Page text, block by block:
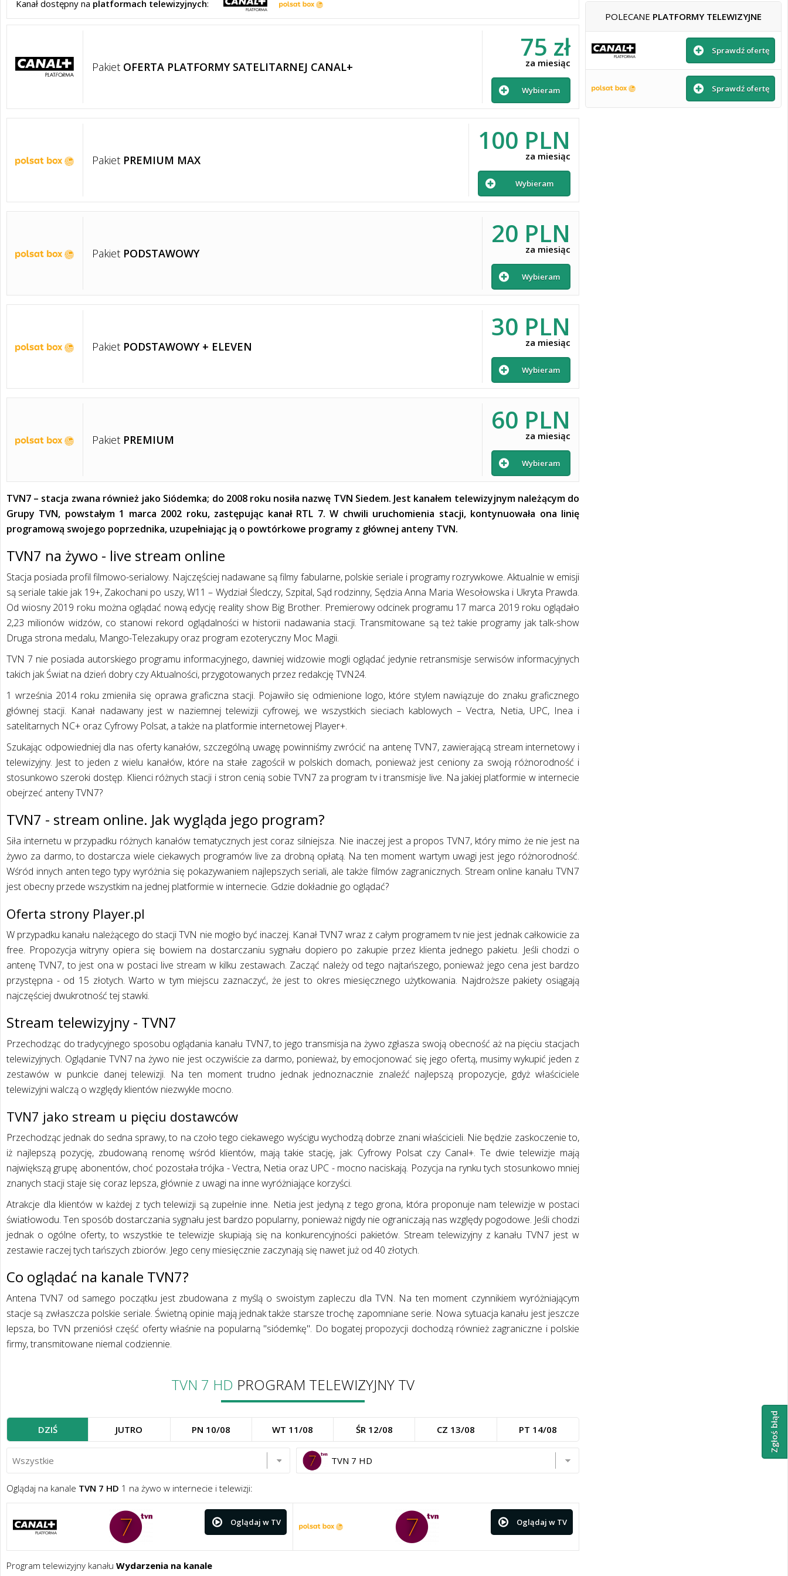
Kanał dostępny na platformach telewizyjnych:
Pakiet OFERTA PLATFORMY SATELITARNEJ CANAL+
75 zł
za miesiąc
Wybieram
Pakiet PREMIUM MAX
100 PLN
za miesiąc
Wybieram
Pakiet PODSTAWOWY
20 PLN
za miesiąc
Wybieram
Pakiet PODSTAWOWY + ELEVEN
30 PLN
za miesiąc
Wybieram
Pakiet PREMIUM
60 PLN
za miesiąc
Wybieram
TVN7 – stacja zwana również jako Siódemka; do 2008 roku nosiła nazwę TVN Siedem. Jest kanałem telewizyjnym należącym do
Grupy TVN, powstałym 1 marca 2002 roku, zastępując kanał RTL 7. W chwili uruchomienia stacji, kontynuowała ona linię
programową swojego poprzednika, uzupełniając ją o powtórkowe programy z głównej anteny TVN.
TVN7 na żywo - live stream online
Stacja posiada profil filmowo-serialowy. Najczęściej nadawane są filmy fabularne, polskie seriale i programy rozrywkowe. Aktualnie w emisji
są seriale takie jak 19+, Zakochani po uszy, W11 – Wydział Śledczy, Szpital, Sąd rodzinny, Sędzia Anna Maria Wesołowska i Ukryta Prawda.
Od wiosny 2019 roku można oglądać nową edycję reality show Big Brother. Premierowy odcinek programu 17 marca 2019 roku oglądało
2,23 milionów widzów, co stanowi rekord oglądalności w historii nadawania stacji. Transmitowane są też takie programy jak talk-show
Druga strona medalu, Mango-Telezakupy oraz program ezoteryczny Moc Magii.
TVN 7 nie posiada autorskiego programu informacyjnego, dawniej widzowie mogli oglądać jedynie retransmisje serwisów informacyjnych
takich jak Świat na dzień dobry czy Aktualności, przygotowanych przez redakcję TVN24.
1 września 2014 roku zmieniła się oprawa graficzna stacji. Pojawiło się odmienione logo, które stylem nawiązuje do znaku graficznego
głównej stacji. Kanał nadawany jest w naziemnej telewizji cyfrowej, we wszystkich sieciach kablowych – Vectra, Netia, UPC, Inea i
satelitarnych NC+ oraz Cyfrowy Polsat, a także na platformie internetowej Player+.
Szukając odpowiedniej dla nas oferty kanałów, szczególną uwagę powinniśmy zwrócić na antenę TVN7, zawierającą stream internetowy i
telewizyjny. Jest to jeden z wielu kanałów, które na stałe zagościł w polskich domach, ponieważ jest ceniony za swoją różnorodność i
stosunkowo szeroki dostęp. Klienci różnych stacji i stron cenią sobie TVN7 za program tv i transmisje live. Na jakiej platformie w internecie
obejrzeć anteny TVN7?
TVN7 - stream online. Jak wygląda jego program?
Siła internetu w przypadku różnych kanałów tematycznych jest coraz silniejsza. Nie inaczej jest a propos TVN7, który mimo że nie jest na
żywo za darmo, to dostarcza wiele ciekawych programów live za drobną opłatą. Na ten moment wartym uwagi jest jego różnorodność.
Wśród innych anten tego typy wyróżnia się pokazywaniem najlepszych seriali, ale także filmów zagranicznych. Stream online kanału TVN7
jest obecny przede wszystkim na jednej platformie w internecie. Gdzie dokładnie go oglądać?
Oferta strony Player.pl
W przypadku kanału należącego do stacji TVN nie mogło być inaczej. Kanał TVN7 wraz z całym programem tv nie jest jednak całkowicie za
free. Propozycja witryny opiera się bowiem na dostarczaniu sygnału dopiero po zakupie przez klienta jednego pakietu. Jeśli chodzi o
antenę TVN7, to jest ona w postaci live stream w kilku zestawach. Zacząć należy od tego najtańszego, ponieważ jego cena jest bardzo
przystępna - od 15 złotych. Warto w tym miejscu zaznaczyć, że jest to okres miesięcznego użytkowania. Najdroższe pakiety osiągają
najczęściej dwukrotność tej stawki.
Stream telewizyjny - TVN7
Przechodząc do tradycyjnego sposobu oglądania kanału TVN7, to jego transmisja na żywo zgłasza swoją obecność aż na pięciu stacjach
telewizyjnych. Oglądanie TVN7 na żywo nie jest oczywiście za darmo, ponieważ, by emocjonować się jego ofertą, musimy wykupić jeden z
zestawów w punkcie danej telewizji. Na ten moment trudno jednak jednoznacznie znaleźć najlepszą propozycje, gdyż właściciele
telewizyjni walczą o względy klientów niezwykle mocno.
TVN7 jako stream u pięciu dostawców
Przechodząc jednak do sedna sprawy, to na czoło tego ciekawego wyścigu wychodzą dobrze znani właścicieli. Nie będzie zaskoczenie to,
iż najlepszą pozycję, zbudowaną renomę wśród klientów, mają takie stację, jak: Cyfrowy Polsat czy Canal+. Te dwie telewizje mają
największą grupę abonentów, choć pozostała trójka - Vectra, Netia oraz UPC - mocno naciskają. Pozycja na rynku tych stosunkowo mniej
znanych stacji staje się coraz lepsza, głównie z uwagi na inne wyróżniające korzyści.
Atrakcje dla klientów w każdej z tych telewizji są zupełnie inne. Netia jest jedyną z tego grona, która proponuje nam telewizje w postaci
światłowodu. Ten sposób dostarczania sygnału jest bardzo popularny, ponieważ nigdy nie ograniczają nas względy pogodowe. Jeśli chodzi
jednak o ogólne oferty, to wszystkie te telewizje skupiają się na konkurencyjności pakietów. Stream telewizyjny z kanału TVN7 jest w
zestawie raczej tych tańszych zbiorów. Jego ceny miesięcznie zaczynają się nawet już od 40 złotych.
Co oglądać na kanale TVN7?
Antena TVN7 od samego początku jest zbudowana z myślą o swoistym zapleczu dla TVN. Na ten moment czynnikiem wyróżniającym
stacje są zwłaszcza polskie seriale. Świetną opinie mają jednak także starsze trochę zapomniane serie. Nowa sytuacja kanału jest jeszcze
lepsza, bo TVN przeniósł część oferty właśnie na popularną "siódemkę". Do bogatej propozycji dochodzą również zagraniczne i polskie
firmy, transmitowane niemal codziennie.
TVN 7 HD PROGRAM TELEWIZYJNY TV
DZIŚ JUTRO PN 10/08 WT 11/08 ŚR 12/08 CZ 13/08 PT 14/08
TVN 7 HD
Oglądaj na kanale TVN 7 HD 1 na żywo w internecie i telewizji:
Oglądaj w TV Oglądaj w TV
Program telewizyjny kanału Wydarzenia na kanale
POLECANE PLATFORMY TELEWIZYJNE
Sprawdź ofertę
Sprawdź ofertę
Zgłoś błąd